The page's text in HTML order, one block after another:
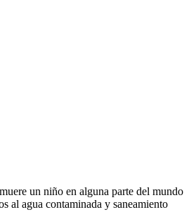
un niño en alguna parte del mundo
al agua contaminada y saneamiento